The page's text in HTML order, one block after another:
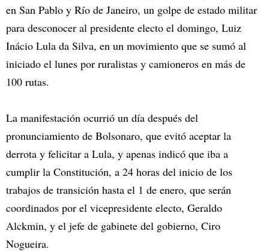
en San Pablo y Río de Janeiro, un golpe de estado militar
para desconocer al presidente electo el domingo, Luiz
Inácio Lula da Silva, en un movimiento que se sumó al
iniciado el lunes por ruralistas y camioneros en más de
100 rutas.
La manifestación ocurrió un día después del
pronunciamiento de Bolsonaro, que evitó aceptar la
derrota y felicitar a Lula, y apenas indicó que iba a
cumplir la Constitución, a 24 horas del inicio de los
trabajos de transición hasta el 1 de enero, que serán
coordinados por el vicepresidente electo, Geraldo
Alckmin, y el jefe de gabinete del gobierno, Ciro
Nogueira.